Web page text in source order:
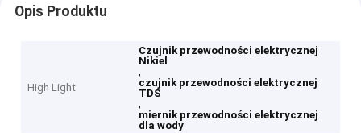
Opis Produktu
High Light
Czujnik przewodności elektrycznej
Nikiel
,
czujnik przewodności elektrycznej
TDS
,
miernik przewodności elektrycznej
dla wody